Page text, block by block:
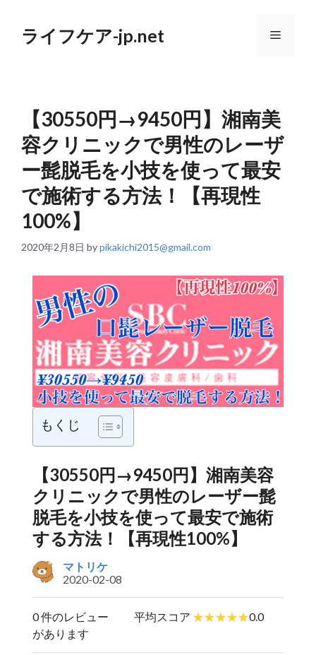
ライフケア-jp.net メ
ュ
【30550円→9450円】湘南美
容クリニックで男性のレーザ
ー髭脱毛を小技を使って最安
で施術する方法！【再現性
100%】
2020年2月8日 bypikakichi2015@gmail.com
もくじ
【30550円→9450円】湘南美容
クリニックで男性のレーザー髭
脱毛を小技を使って最安で施術
する方法！【再現性100%】
マトリケ
2020-02-08
0 件のレビュー
があります
平均スコア 0.0